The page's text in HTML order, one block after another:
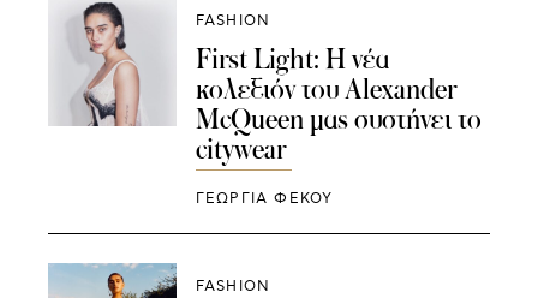
FASHION
First Light: Η νέα
κολεξιόν του Alexander
McQueen μας συστήνει το
citywear
ΓΕΩΡΓΙΑ ΦΕΚΟΥ
FASHION